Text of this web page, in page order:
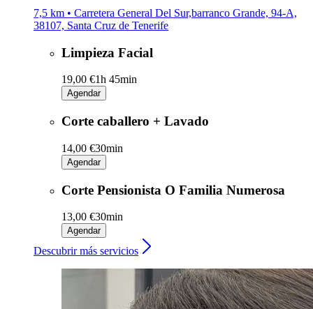
7,5 km • Carretera General Del Sur,barranco Grande, 94-A,
38107, Santa Cruz de Tenerife
Limpieza Facial
19,00 €1h 45min
Agendar
Corte caballero + Lavado
14,00 €30min
Agendar
Corte Pensionista O Familia Numerosa
13,00 €30min
Agendar
Descubrir más servicios